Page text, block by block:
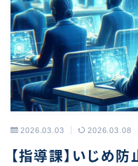
2026.03.03 2026.03.08
【指導課】いじめ